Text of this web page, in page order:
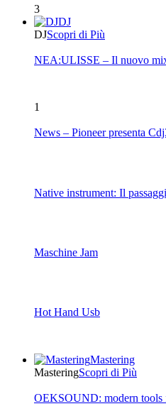
3
DJ
DJScopri di Più
NEA:ULISSE – Il nuovo
1
News – Pioneer presenta
Native instrument: Il
Maschine Jam
Hot Hand Usb
Mastering
MasteringScopri di Più
OEKSOUND: modern tools